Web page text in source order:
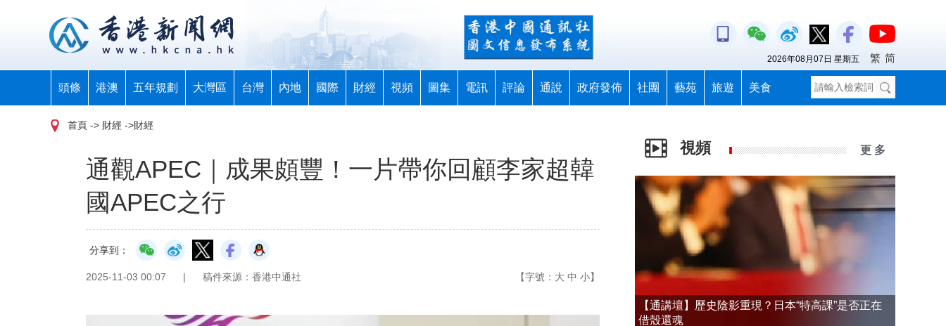
頭條 港澳 五年規劃 大灣區 台灣 內地 國際 財經 視頻 圖集 電訊 評論 通說 政府發佈 社團 藝苑 旅遊 美食
2026年08月07日 星期五 繁 简
首頁 -> 財經 ->財經
通觀APEC｜成果頗豐！一片帶你回顧李家超韓
國APEC之行
分享到：
2025-11-03 00:07 | 稿件來源：香港中通社 【字號： 大 中 小】
視頻 更 多
【通講壇】歷史陰影重現？日本“特高課”是否正在
借殼還魂